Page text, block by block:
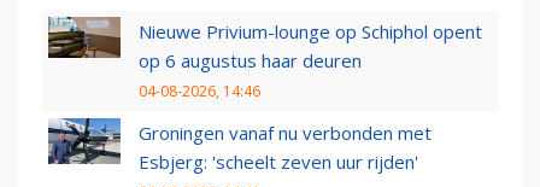
Nieuwe Privium-lounge op Schiphol opent
op 6 augustus haar deuren
04-08-2026, 14:46
Groningen vanaf nu verbonden met
Esbjerg: 'scheelt zeven uur rijden'